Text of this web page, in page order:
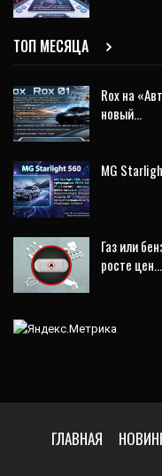
ТОП МЕСЯЦА
Rox на
новый…
MG
Газ или
росте цен…
ГЛАВНАЯ